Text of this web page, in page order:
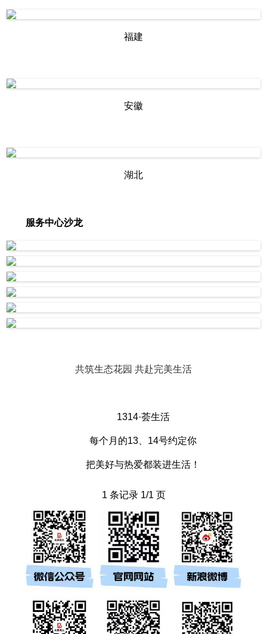
福建
安徽
湖北
服务中心沙龙
共筑生态花园 共赴完美生活
1314·荟生活
每个月的13、14号约定你
把美好与热爱都装进生活！
1 条记录 1/1 页